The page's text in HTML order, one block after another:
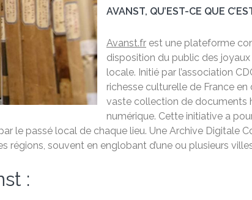
AVANST, QU’EST-CE QUE
Avanst.fr est une plateforme
disposition du public des joyaux
locale. Initié par l’association
richesse culturelle de France
vaste collection de documents
numérique. Cette initiative a
le passé local de chaque lieu. Une Archive Digitale
régions, souvent en englobant d’une ou plusieurs
: